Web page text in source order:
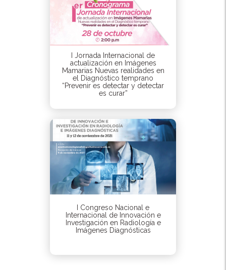
I Jornada Internacional de
actualización en Imágenes
Mamarias Nuevas realidades en
el Diagnóstico temprano
“Prevenir es detectar y detectar
es curar”
I Congreso Nacional e
Internacional de Innovación e
Investigación en Radiología e
Imágenes Diagnósticas